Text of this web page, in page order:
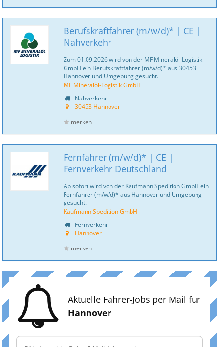
Berufskraftfahrer (m/w/d)* | CE |
Nahverkehr
Zum 01.09.2026 wird von der MF Mineralöl-Logistik
GmbH ein Berufskraftfahrer (m/w/d)* aus 30453
Hannover und Umgebung gesucht.
MF Mineralöl-Logistik GmbH
Nahverkehr
30453 Hannover
merken
Fernfahrer (m/w/d)* | CE |
Fernverkehr Deutschland
Ab sofort wird von der Kaufmann Spedition GmbH ein
Fernfahrer (m/w/d)* aus Hannover und Umgebung
gesucht.
Kaufmann Spedition GmbH
Fernverkehr
Hannover
merken
Aktuelle Fahrer-Jobs per Mail für
Hannover